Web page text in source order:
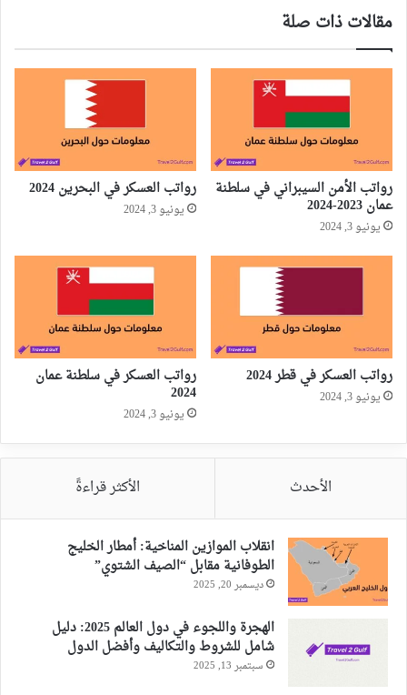
مقالات ذات صلة
رواتب الأمن السيبراني في سلطنة
عمان 2023-2024
يونيو 3, 2024
رواتب العسكر في البحرين 2024
يونيو 3, 2024
رواتب العسكر في قطر 2024
يونيو 3, 2024
رواتب العسكر في سلطنة عمان
2024
يونيو 3, 2024
الأحدث الأكثر قراءةً
انقلاب الموازين المناخية: أمطار الخليج
الطوفانية مقابل “الصيف الشتوي”
ديسمبر 20, 2025
الهجرة واللجوء في دول العالم 2025: دليل
شامل للشروط والتكاليف وأفضل الدول
سبتمبر 13, 2025